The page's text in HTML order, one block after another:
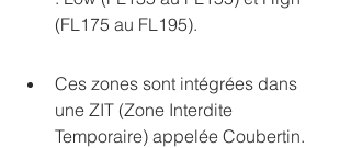
(FL175 au FL195).
Ces zones sont intégrées dans
une ZIT (Zone Interdite
Temporaire) appelée Coubertin.